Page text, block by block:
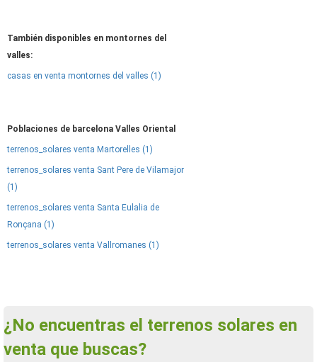
También disponibles en montornes del
valles:
casas en venta montornes del valles (1)
Poblaciones de barcelona Valles Oriental
terrenos_solares venta Martorelles (1)
terrenos_solares venta Sant Pere de Vilamajor
(1)
terrenos_solares venta Santa Eulalia de
Ronçana (1)
terrenos_solares venta Vallromanes (1)
¿No encuentras el terrenos solares en
venta que buscas?